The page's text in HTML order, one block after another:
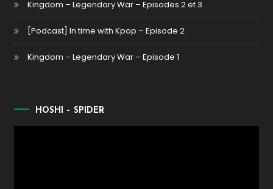
Kingdom – Legendary War – Episodes 2 et 3
[Podcast] In time with Kpop – Episode 2
Kingdom – Legendary War – Episode 1
HOSHI – SPIDER